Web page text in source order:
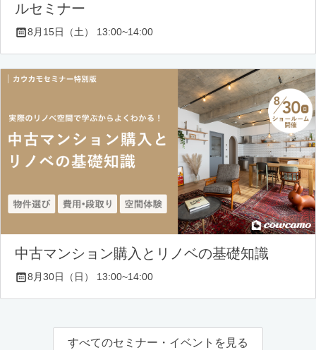
ルセミナー
8月15日（土） 13:00~14:00
中古マンション購入とリノベの基礎知識
8月30日（日） 13:00~14:00
すべてのセミナー・イベントを見る